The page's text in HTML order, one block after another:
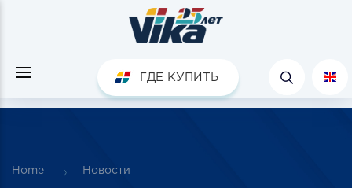
ГДЕ КУПИТЬ
Home Новости